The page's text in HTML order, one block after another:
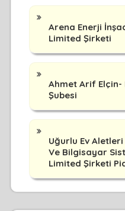
Arena Enerji
Limited Şirketi
Ahmet Arif Elçin-
Şubesi
Uğurlu Ev
Ve Bilgisayar
Limited Şirketi